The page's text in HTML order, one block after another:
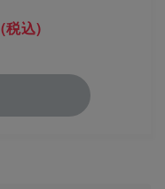
(税込)